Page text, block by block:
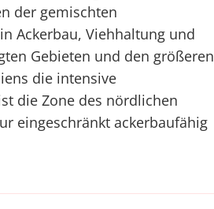
der gemischten
Ackerbau, Viehhaltung und
Gebieten und den größeren
die intensive
die Zone des nördlichen
eingeschränkt ackerbaufähig